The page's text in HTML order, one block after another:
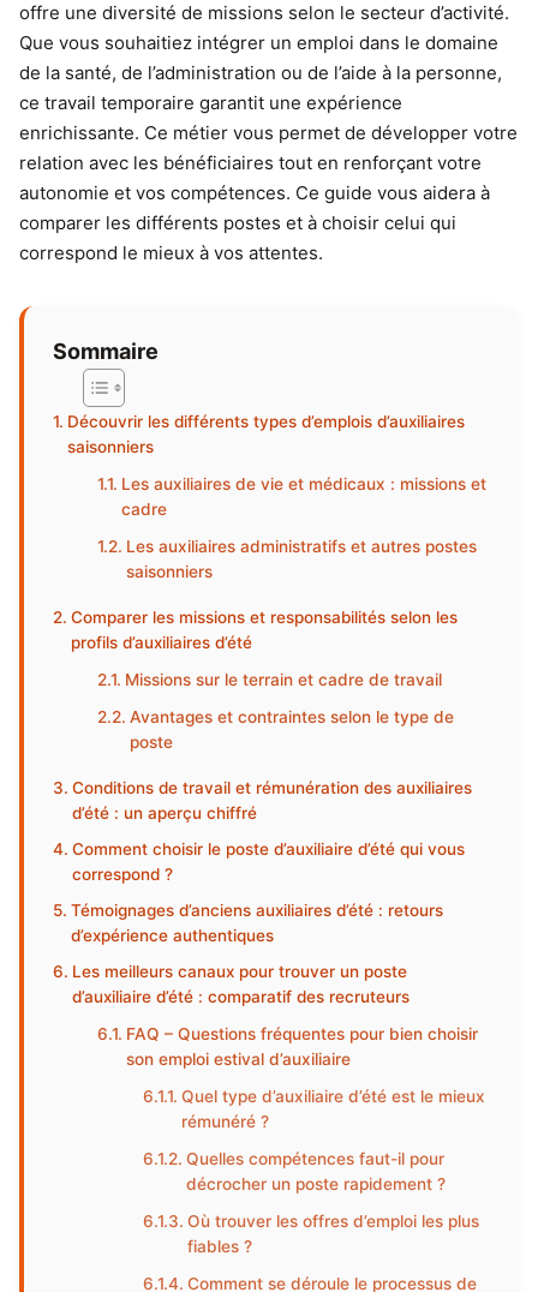
offre une diversité de missions selon le secteur d’activité.
Que vous souhaitiez intégrer un emploi dans le domaine
de la santé, de l’administration ou de l’aide à la personne,
ce travail temporaire garantit une expérience
enrichissante. Ce métier vous permet de développer votre
relation avec les bénéficiaires tout en renforçant votre
autonomie et vos compétences. Ce guide vous aidera à
comparer les différents postes et à choisir celui qui
correspond le mieux à vos attentes.
Sommaire
Découvrir les différents types d’emplois d’auxiliaires
saisonniers
Les auxiliaires de vie et médicaux : missions et
cadre
Les auxiliaires administratifs et autres postes
saisonniers
Comparer les missions et responsabilités selon les
profils d’auxiliaires d’été
Missions sur le terrain et cadre de travail
Avantages et contraintes selon le type de
poste
Conditions de travail et rémunération des auxiliaires
d’été : un aperçu chiffré
Comment choisir le poste d’auxiliaire d’été qui vous
correspond ?
Témoignages d’anciens auxiliaires d’été : retours
d’expérience authentiques
Les meilleurs canaux pour trouver un poste
d’auxiliaire d’été : comparatif des recruteurs
FAQ – Questions fréquentes pour bien choisir
son emploi estival d’auxiliaire
Quel type d’auxiliaire d’été est le mieux
rémunéré ?
Quelles compétences faut-il pour
décrocher un poste rapidement ?
Où trouver les offres d’emploi les plus
fiables ?
Comment se déroule le processus de